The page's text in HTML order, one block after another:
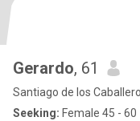
Gerardo, 61
Santiago de los
Seeking: Female 45 - 60